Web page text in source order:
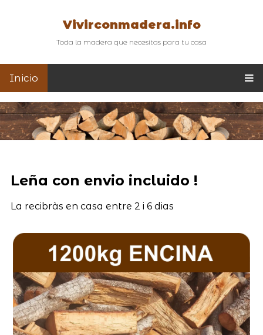
Vivirconmadera.info
Toda la madera que necesitas para tu casa
Inicio
Leña con envio incluido !
La recibràs en casa entre 2 i 6 dias